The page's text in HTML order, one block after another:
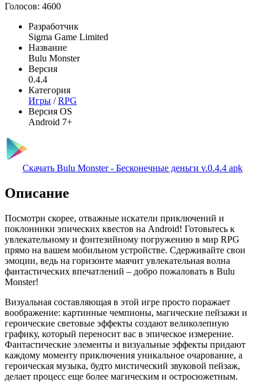
Голосов: 4600
Разработчик
Sigma Game Limited
Название
Bulu Monster
Версия
0.4.4
Категория
Игры /RPG
Версия OS
Android 7+
Скачать Bulu Monster - Бесконечные деньги v.0.4.4 apk
Описание
Посмотри скорее, отважные искатели приключений и
поклонники эпических квестов на Android! Готовьтесь к
увлекательному и фэнтезийному погружению в мир RPG
прямо на вашем мобильном устройстве. Сдерживайте свои
эмоции, ведь на горизонте маячит увлекательная волна
фантастических впечатлений – добро пожаловать в Bulu
Monster!
Визуальная составляющая в этой игре просто поражает
воображение: картинные чемпионы, магические пейзажи и
героические световые эффекты создают великолепную
графику, который переносит вас в эпическое измерение.
Фантастические элементы и визуальные эффекты придают
каждому моменту приключения уникальное очарование, а
героическая музыка, будто мистический звуковой пейзаж,
делает процесс еще более магическим и остросюжетным.